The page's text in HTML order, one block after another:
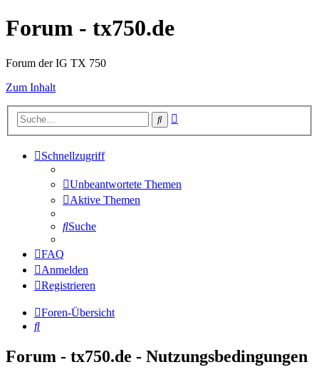
Forum - tx750.de
Forum der IG TX 750
Zum Inhalt
Suche
Schnellzugriff
Unbeantwortete Themen
Aktive Themen
Suche
FAQ
Anmelden
Registrieren
Foren-Übersicht
Suche
Forum - tx750.de - Nutzungsbedingungen